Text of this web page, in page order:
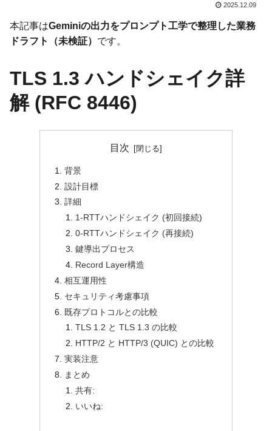
2025.12.09
本記事はGeminiの出力をプロンプト工学で整理した業務
ドラフト（未検証） です。
TLS 1.3 ハンドシェイク詳
解 (RFC 8446)
目次
背景
設計目標
詳細
1-RTTハンドシェイク (初回接続)
0-RTTハンドシェイク (再接続)
鍵導出プロセス
Record Layer構造
相互運用性
セキュリティ考慮事項
既存プロトコルとの比較
TLS 1.2 と TLS 1.3 の比較
HTTP/2 と HTTP/3 (QUIC) との比較
実装注意
まとめ
共有:
いいね: